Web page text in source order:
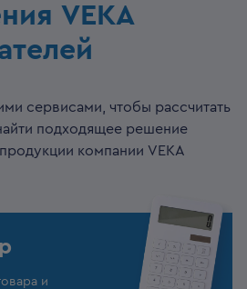
VEKA
сервисами, чтобы рассчитать
подходящее решение
компании VEKA
и